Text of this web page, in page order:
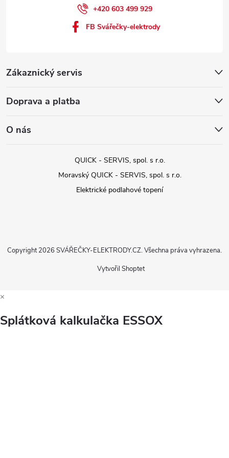
Zákaznický servis
Doprava a platba
O nás
+420 603 499 929
FB Svářečky-elektrody
QUICK - SERVIS, spol. s r.o.
Moravský QUICK - SERVIS, spol. s r.o.
Elektrické podlahové topení
Vytvořil Shoptet
Copyright 2026 SVÁŘEČKY-ELEKTRODY.CZ. Všechna práva vyhrazena.
×
Splátková kalkulačka ESSOX